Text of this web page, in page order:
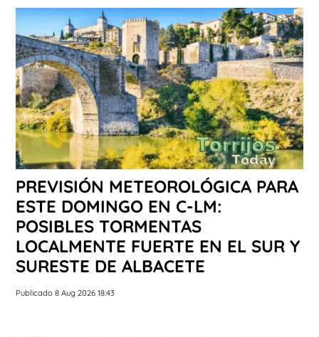
PREVISIÓN METEOROLÓGICA PARA
ESTE DOMINGO EN C-LM:
POSIBLES TORMENTAS
LOCALMENTE FUERTE EN EL SUR Y
SURESTE DE ALBACETE
Publicado 8 Aug 2026 18:43